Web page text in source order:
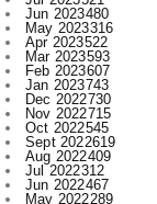
Feb 2023607
Jan 2023743
Dec 2022730
Nov 2022715
Oct 2022545
Sept 2022619
Aug 2022409
Jul 2022312
Jun 2022467
May 2022289
Apr 2022197
Mar 2022136
Feb 2022155
Jan 2022210